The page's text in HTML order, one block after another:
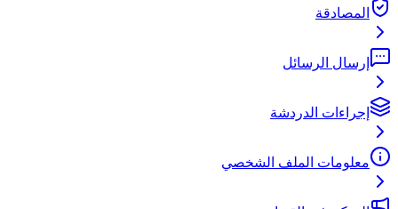
المصادقة
إرسال الرسائل
إجراءات الدردشة
معلومات الملف الشخصي